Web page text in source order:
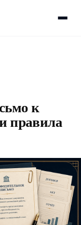
к
правила